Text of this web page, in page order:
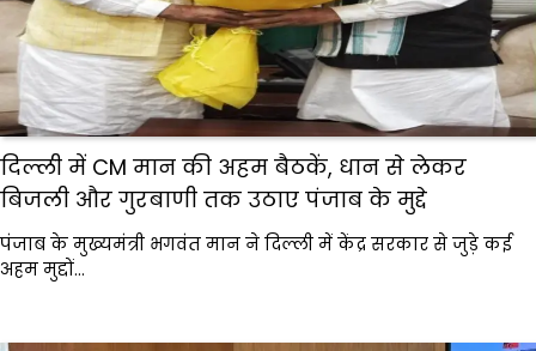
दिल्ली में CM मान की अहम बैठकें, धान से लेकर
बिजली और गुरबाणी तक उठाए पंजाब के मुद्दे
पंजाब के मुख्यमंत्री भगवंत मान ने दिल्ली में केंद्र सरकार से जुड़े कई
अहम मुद्दों…